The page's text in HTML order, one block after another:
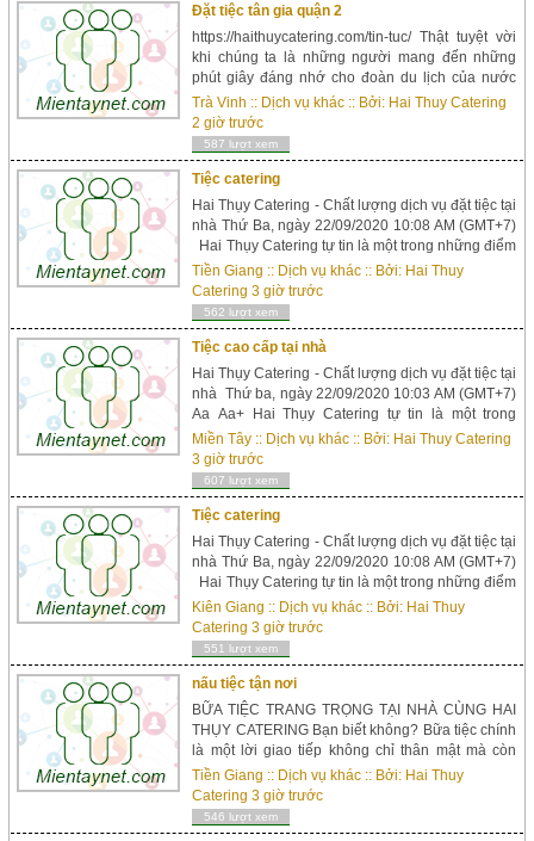
chồng”. N...
Đặt tiệc tân gia quận 2
https://haithuycatering.com/tin-tuc/ Thật tuyệt vời
khi chúng ta là những người mang đến những
phút giây đáng nhớ cho đoàn du lịch của nước
bạn. Và những phút giây đáng nhớ ấy dường như
đã được tô thêm những mảng sắc màu mới lạ, với
âm hưởng của buổi tiệc buffet sang trọng và đẳng
cấp. Có thể nói, khoảnh khắc tiếp đãi...
Trà Vinh :: Dịch vụ khác :: Bởi: Hai Thuy Catering
2 giờ trước
587 lượt xem
Tiệc catering
Hai Thụy Catering - Chất lượng dịch vụ đặt tiệc tại
nhà Thứ Ba, ngày 22/09/2020 10:08 AM (GMT+7)
Hai Thụy Catering tự tin là một trong những điểm
sáng nổi bật trong bức tranh tổng thể của ngành
tổ chức tiệc lưu động đang phát triển mạnh mẽ tại
Việt Nam ngày nay. Tầm nhìn từ niềm đam mê ẩm
thực song song v...
Tiền Giang :: Dịch vụ khác :: Bởi: Hai Thuy
Catering 3 giờ trước
562 lượt xem
Tiệc cao cấp tại nhà
Hai Thụy Catering - Chất lượng dịch vụ đặt tiệc tại
nhà Thứ ba, ngày 22/09/2020 10:03 AM (GMT+7)
Aa Aa+ Hai Thụy Catering tự tin là một trong
những điểm sáng nổi bật trong bức tranh tổng thể
của ngành tổ chức tiệc lưu động đang phát triển
mạnh mẽ tại Việt Nam ngày nay. Tầm nhìn từ
niềm đam mê ẩm thực song...
Miền Tây :: Dịch vụ khác :: Bởi: Hai Thuy Catering
3 giờ trước
607 lượt xem
Tiệc catering
Hai Thụy Catering - Chất lượng dịch vụ đặt tiệc tại
nhà Thứ Ba, ngày 22/09/2020 10:08 AM (GMT+7)
Hai Thụy Catering tự tin là một trong những điểm
sáng nổi bật trong bức tranh tổng thể của ngành
tổ chức tiệc lưu động đang phát triển mạnh mẽ tại
Việt Nam ngày nay. Tầm nhìn từ niềm đam mê ẩm
thực song song v...
Kiên Giang :: Dịch vụ khác :: Bởi: Hai Thuy
Catering 3 giờ trước
551 lượt xem
nấu tiệc tận nơi
BỮA TIỆC TRANG TRỌNG TẠI NHÀ CÙNG HAI
THỤY CATERING Bạn biết không? Bữa tiệc chính
là một lời giao tiếp không chỉ thân mật mà còn
gần gũi nhất từ bạn đến các vị khách mời. Vì vậy,
sở hữu một bữa tiệc trang trọng chính là điều mà
ai ai cũng mong muốn. Nhưng để chiếm trọn hai
từ trang trọng chính là vấn đề mà khiến cho ...
Tiền Giang :: Dịch vụ khác :: Bởi: Hai Thuy
Catering 3 giờ trước
546 lượt xem